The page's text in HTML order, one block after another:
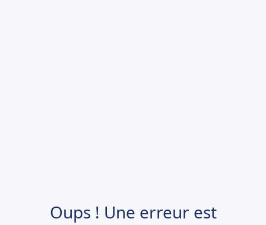
Oups ! Une erreur est